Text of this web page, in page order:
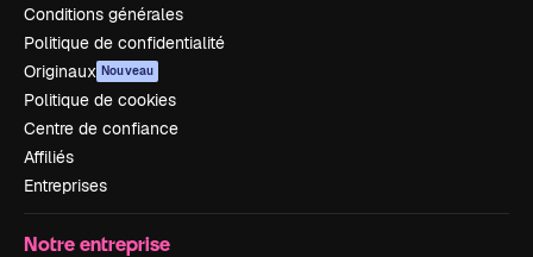
Conditions générales
Politique de confidentialité
Originaux Nouveau
Politique de cookies
Centre de confiance
Affiliés
Entreprises
Notre entreprise